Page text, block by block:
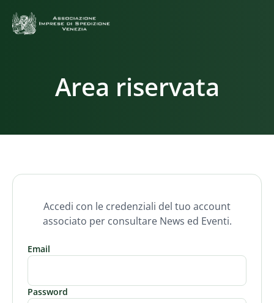
Area riservata
Accedi con le credenziali del tuo account
associato per consultare News ed Eventi.
Email
Password